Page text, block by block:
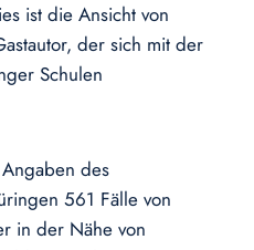
ist die Ansicht von
der sich mit der
Schulen
des
561 Fälle von
in der Nähe von